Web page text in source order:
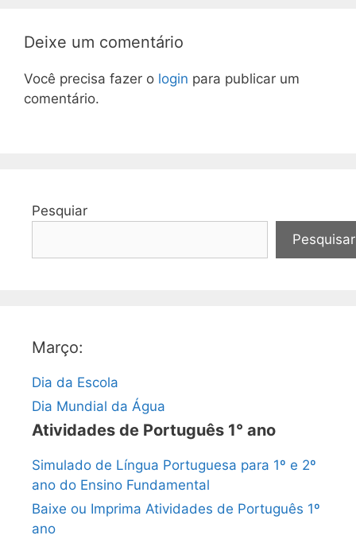
Deixe um comentário
Você precisa fazer o login para publicar um
comentário.
Pesquiar
Pesquisar
Março:
Dia da Escola
Dia Mundial da Água
Atividades de Português 1° ano
Simulado de Língua Portuguesa para 1º e 2º
ano do Ensino Fundamental
Baixe ou Imprima Atividades de Português 1º
ano